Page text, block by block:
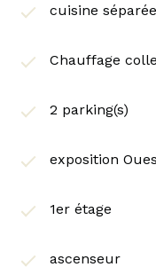
cuisine
Chauffage
2 parking(s)
exposition
1er étage
ascenseur